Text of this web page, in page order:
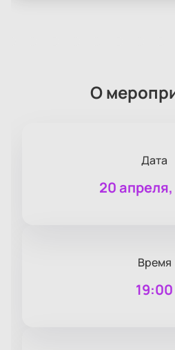
О
Дата
20
Время
19:00